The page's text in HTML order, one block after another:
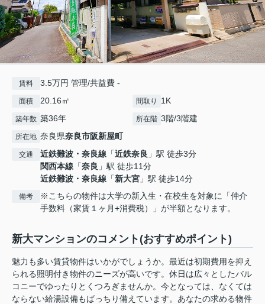
賃料 3.5万円 管理/共益費 -
面積 20.16㎡ 間取り 1K
築年数 築36年 所在階 3階/3階建
所在地 奈良県奈良市阪新屋町
交通 近鉄難波・奈良線 「近鉄奈良 」駅 徒歩3分
関西本線 「奈良 」駅 徒歩11分
近鉄難波・奈良線 「新大宮 」駅 徒歩14分
備考
※こちらの物件は大学の新入生・在校生を対象に「仲介
手数料（家賃１ヶ月+消費税）」が半額となります。
新大マンションのコメント(おすすめポイント)
魅力も多い賃貸物件はいかがでしょうか。最近は初期費用を抑え
られる照明付き物件のニーズが高いです。休日は広々としたバル
コニーでゆったりとくつろぎませんか。今となっては、なくては
ならない給湯設備もばっちり備えています。あなたの求める物件